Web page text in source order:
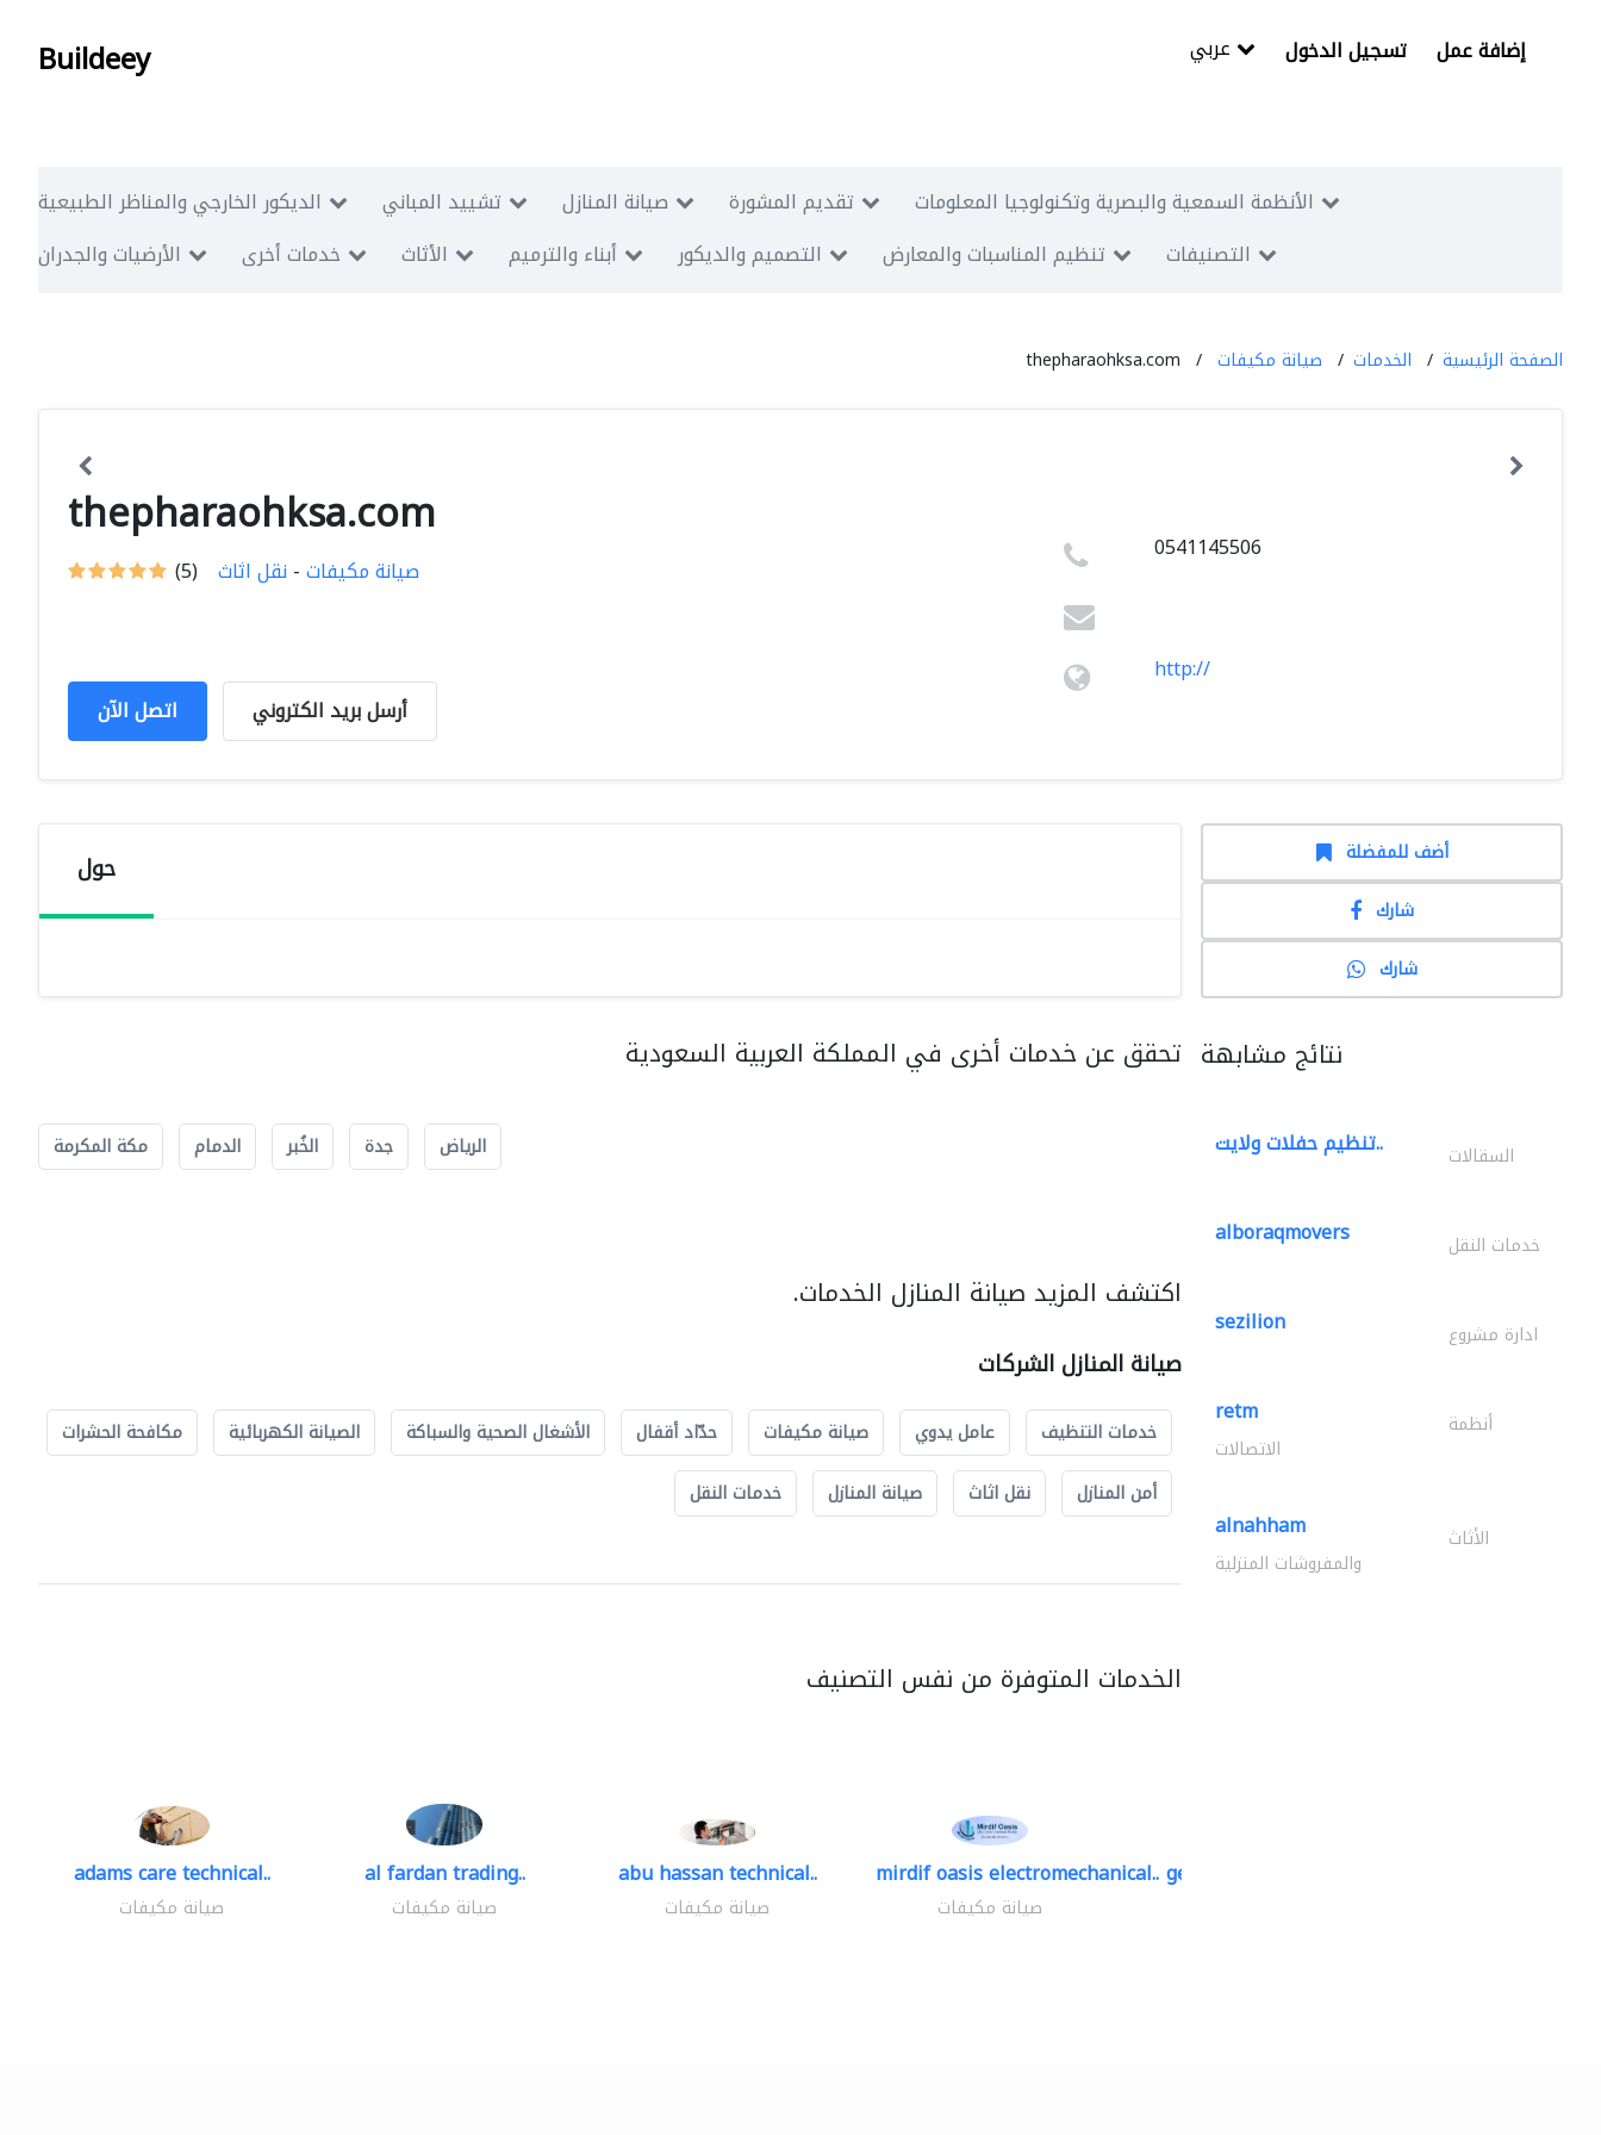
Buildeey تسجيل الدخول إضافة عمل
الديكور الخارجي والمناظر الطبيعية تشييد المباني صيانة المنازل تقديم المشورة
الأنظمة السمعية والبصرية وتكنولوجيا المعلومات
الأرضيات والجدران
خدمات أخرى الأثاث أبناء والترميم التصميم والديكور تنظيم المناسبات والمعارض التصنيفات
الصفحة الرئيسية الخدمات صيانة مكيفات thepharaohksa.com
thepharaohksa.com
(5) صيانة مكيفات-نقل اثاث
اتصل الآن أرسل بريد الكتروني
0541145506
http://
حول
تحقق عن خدمات أخرى في المملكة العربية السعودية
الرياض جدة الخُبر الدمام مكة المكرمة
اكتشف المزيد صيانة المنازل الخدمات.
صيانة المنازل الشركات
خدمات التنظيف عامل يدوي صيانة مكيفات حدّاد أقفال الأشغال الصحية والسباكة الصيانة الكهربائية
مكافحة الحشرات
أمن المنازل
نقل اثاث صيانة المنازل خدمات النقل
الخدمات المتوفرة من نفس التصنيف
adams care technical..
صيانة مكيفات
al fardan trading..
صيانة مكيفات
abu hassan technical..
صيانة مكيفات
mirdif oasis electromechanical..
صيانة مكيفات
geco mechanical and..
أضف للمفضلة
شارك
شارك
نتائج مشابهة
تنظيم حفلات ولايت.. السقالات
alboraqmovers خدمات النقل
sezilion ادارة مشروع
retm أنظمة
الاتصالات
alnahham الأثاث
والمفروشات المنزلية